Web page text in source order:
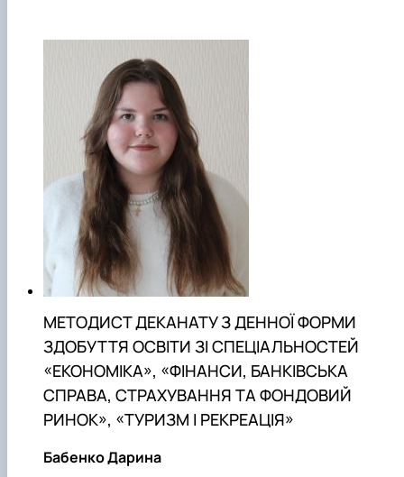
МЕТОДИСТ ДЕКАНАТУ З ДЕННОЇ ФОРМИ
ЗДОБУТТЯ ОСВІТИ ЗІ СПЕЦІАЛЬНОСТЕЙ
«ЕКОНОМІКА», «ФІНАНСИ, БАНКІВСЬКА
СПРАВА, СТРАХУВАННЯ ТА ФОНДОВИЙ
РИНОК», «ТУРИЗМ І РЕКРЕАЦІЯ»
Бабенко Дарина